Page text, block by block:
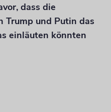
dass die
Trump und Putin das
einläuten könnten